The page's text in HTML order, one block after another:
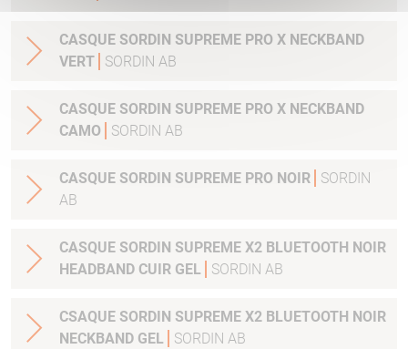
CASQUE SORDIN SUPREME PRO X NECKBAND
VERT
SORDIN AB
CASQUE SORDIN SUPREME PRO X NECKBAND
CAMO
SORDIN AB
CASQUE SORDIN SUPREME PRO NOIR
SORDIN
AB
CASQUE SORDIN SUPREME X2 BLUETOOTH NOIR
HEADBAND CUIR GEL
SORDIN AB
CSAQUE SORDIN SUPREME X2 BLUETOOTH NOIR
NECKBAND GEL
SORDIN AB